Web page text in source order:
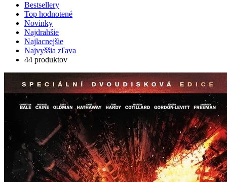
Bestsellery
Top hodnotené
Novinky
Najdrahšie
Najlacnejšie
Najvyššia zľava
44 produktov